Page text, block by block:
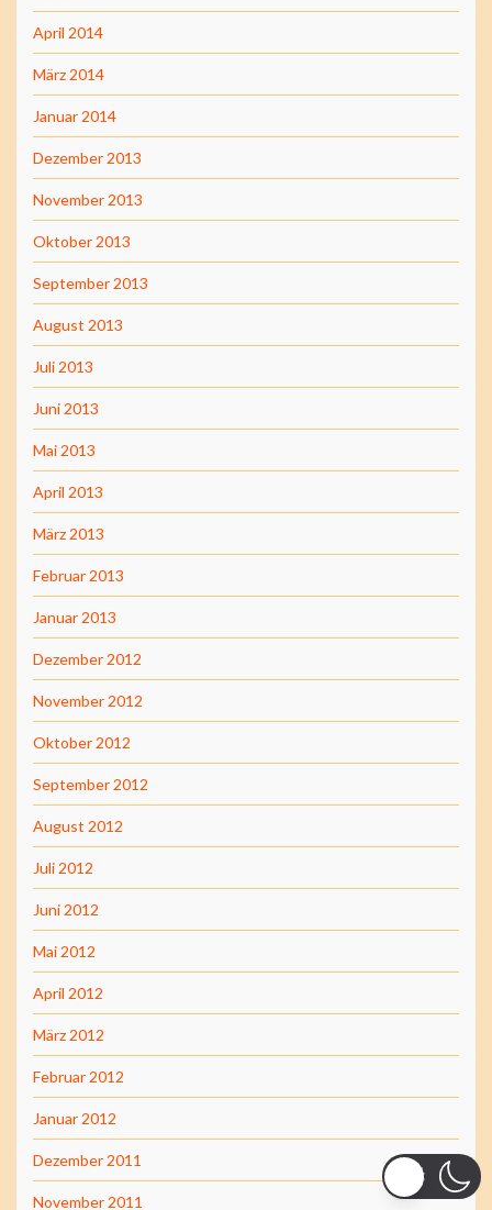
April 2014
März 2014
Januar 2014
Dezember 2013
November 2013
Oktober 2013
September 2013
August 2013
Juli 2013
Juni 2013
Mai 2013
April 2013
März 2013
Februar 2013
Januar 2013
Dezember 2012
November 2012
Oktober 2012
September 2012
August 2012
Juli 2012
Juni 2012
Mai 2012
April 2012
März 2012
Februar 2012
Januar 2012
Dezember 2011
November 2011